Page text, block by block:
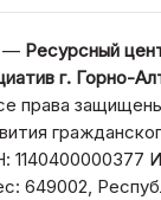
— Ресурсный
г. Горно-
права
649002,